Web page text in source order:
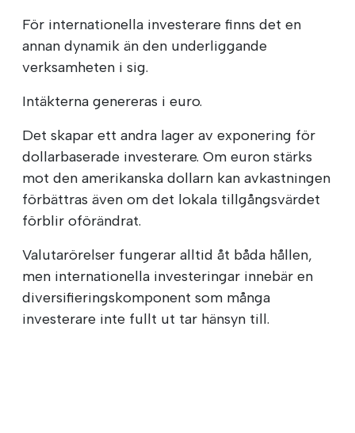
För internationella investerare finns det en
annan dynamik än den underliggande
verksamheten i sig.
Intäkterna genereras i euro.
Det skapar ett andra lager av exponering för
dollarbaserade investerare. Om euron stärks
mot den amerikanska dollarn kan avkastningen
förbättras även om det lokala tillgångsvärdet
förblir oförändrat.
Valutarörelser fungerar alltid åt båda hållen,
men internationella investeringar innebär en
diversifieringskomponent som många
investerare inte fullt ut tar hänsyn till.